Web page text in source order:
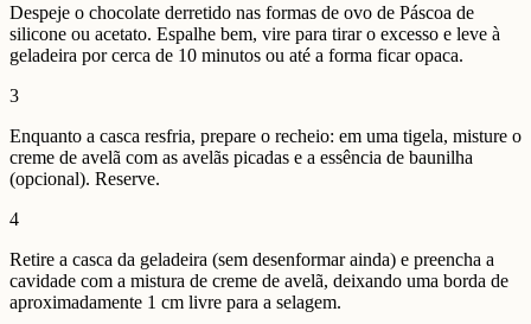
Despeje o chocolate derretido nas formas de ovo de Páscoa de
silicone ou acetato. Espalhe bem, vire para tirar o excesso e leve à
geladeira por cerca de 10 minutos ou até a forma ficar opaca.
3
Enquanto a casca resfria, prepare o recheio: em uma tigela, misture o
creme de avelã com as avelãs picadas e a essência de baunilha
(opcional). Reserve.
4
Retire a casca da geladeira (sem desenformar ainda) e preencha a
cavidade com a mistura de creme de avelã, deixando uma borda de
aproximadamente 1 cm livre para a selagem.